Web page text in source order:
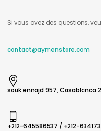
Si vous avez des questions,
contact@aymenstore.com
souk ennajd 957, Casablanca
+212-645586537​ / +212-